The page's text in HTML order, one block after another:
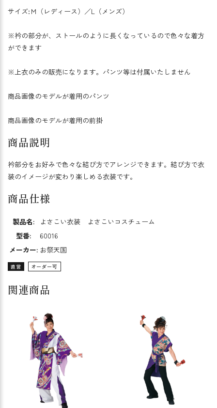
サイズ:Ｍ（レディース）／L（メンズ）
※衿の部分が、ストールのように長くなっているので色々な着方
ができます
※上衣のみの販売になります。パンツ等は付属いたしません
商品画像のモデルが着用のパンツ
商品画像のモデルが着用の前掛
商品説明
衿部分をお好みで色々な結び方でアレンジできます。結び方で衣
装のイメージが変わり楽しめる衣装です。
商品仕様
製品名:
よさこい衣装 よさこいコスチューム
型番:
60016
メーカー: お祭天国
直営 オーダー可
関連商品